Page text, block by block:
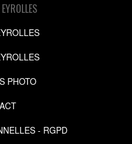
PHOTO
- RGPD